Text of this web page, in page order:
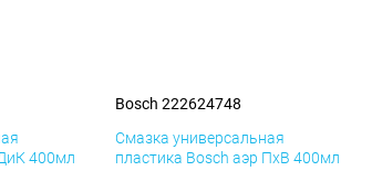
400мл
Bosch 222624748
Смазка универсальная
пластика Bosch аэр ПхВ 400мл